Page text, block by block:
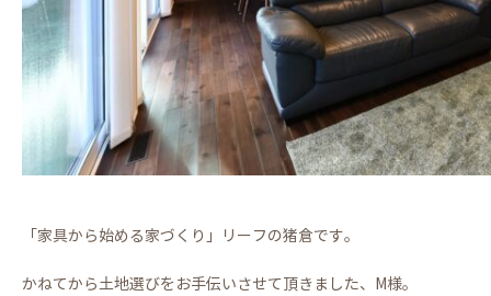
「家具から始める家づくり」リーフの猪倉です。
かねてから土地選びをお手伝いさせて頂きました、M様。